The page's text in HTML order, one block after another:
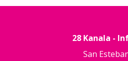
28 Kanala -
San